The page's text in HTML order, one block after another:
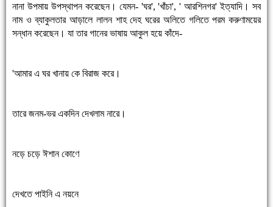
নানা উপমায় উপস্থাপন করেছেন। যেমন- 'ঘর', 'খাঁচা', ' আরশিনগর' ইত্যাদি। সব
নাম ও ব্যাকুলতার আড়ালে লালন শাহ দেহ ঘরের অলিতে গলিতে পরম করুণাময়ের
সন্ধান করেছেন। যা তার গানের ভাষায় আকুল হয়ে কাঁদে-
'আমার এ ঘর খানায় কে বিরাজ করে।
তারে জনম-ভর একদিন দেখলাম নারে।
নড়ে চড়ে ঈশান কোণে
দেখতে পাইনি এ নয়নে